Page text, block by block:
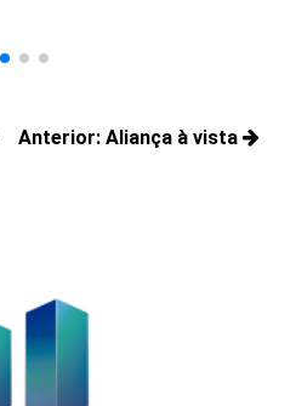
Anterior: Aliança à vista